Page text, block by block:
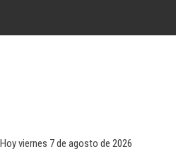
Hoy viernes 7 de agosto de 2026